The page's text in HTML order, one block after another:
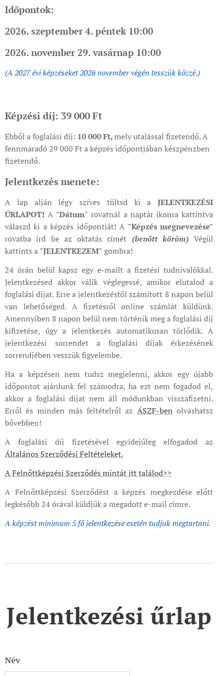
Időpontok:
2026. szeptember 4. péntek 10:00
2026. november 29. vasárnap 10:00
(A 2027 évi képzéseket 2026 november végén tesszük közzé.)
Képzési díj: 39 000 Ft
Ebből a foglalási díj: 10 000 Ft,mely utalással fizetendő. A
fennmaradó 29 000 Ft a képzés időpontjában készpénzben
fizetendő.
Jelentkezés menete:
A lap alján légy szíves töltsd ki a JELENTKEZÉSI
ŰRLAPOT! A "Dátum" rovatnál a naptár ikonra kattintva
válaszd ki a képzés időpontját! A "Képzés megnevezése"
rovatba írd be az oktatás címét (benőtt köröm)Végül
kattints a "JELENTKEZEM" gombra!
24 órán belül kapsz egy e-mailt a fizetési tudnivalókkal.
Jelentkezésed akkor válik véglegessé, amikor elutalod a
foglalási díjat. Erre a jelentkezéstől számított 8 napon belül
van lehetőséged. A fizetésről online számlát küldünk.
Amennyiben 8 napon belül nem történik meg a foglalási díj
kifizetése, úgy a jelentkezés automatikusan törlődik. A
jelentkezési sorrendet a foglalási díjak érkezésének
sorrendjében vesszük figyelembe.
Ha a képzésen nem tudsz megjelenni, akkor egy újabb
időpontot ajánlunk fel számodra, ha ezt nem fogadod el,
akkor a foglalási díjat nem áll módunkban visszafizetni.
Erről és minden más feltételről az ÁSZF-ben olvashatsz
bővebben!
A foglalási díj fizetésével egyidejűleg elfogadod az
Általános Szerződési Feltételeket.
A Felnőttképzési Szerződés mintát itt találod>>
A Felnőttképzési Szerződést a képzés megkezdése előtt
legkésőbb 24 órával küldjük a megadott e-mail címre.
A képzést minimum 5 fő jelentkezése esetén tudjuk megtartani.
Jelentkezési űrlap
Név